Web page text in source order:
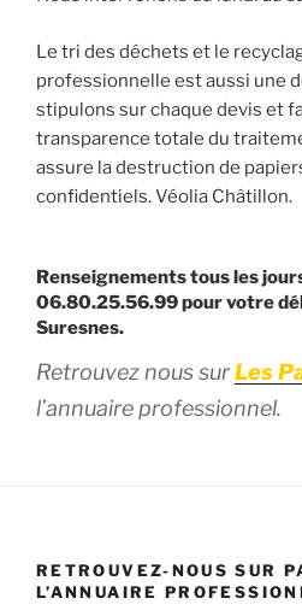
Le tri des déchets et le
professionnelle est aussi une
stipulons sur chaque devis et
transparence totale du
assure la destruction de
confidentiels. Véolia Châtillon.
Renseignements tous les
06.80.25.56.99 pour votre
Suresnes.
Retrouvez nous surLes
l’annuaire professionnel.
RETROUVEZ-NOUS SUR
L’ANNUAIRE